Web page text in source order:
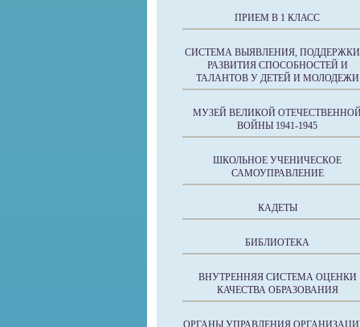
ПРИЕМ В 1 КЛАСС
СИСТЕМА ВЫЯВЛЕНИЯ,
РАЗВИТИЯ СПОСОБНОСТЕЙ И
ТАЛАНТОВ У ДЕТЕЙ И МОЛОДЕЖИ
МУЗЕЙ ВЕЛИКОЙ ОТЕЧЕСТВЕННОЙ
ВОЙНЫ 1941-1945
ШКОЛЬНОЕ УЧЕНИЧЕСКОЕ
САМОУПРАВЛЕНИЕ
КАДЕТЫ
БИБЛИОТЕКА
ВНУТРЕННЯЯ СИСТЕМА ОЦЕНКИ
КАЧЕСТВА ОБРАЗОВАНИЯ
ОРГАНЫ УПРАВЛЕНИЯ